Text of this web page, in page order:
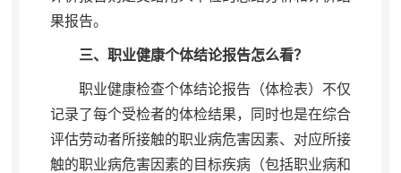
果报告。
三、职业健康个体结论报告怎么看？
职业健康检查个体结论报告（体检表）不仅
记录了每个受检者的体检结果，
同时也是在综合
评估劳动者所接触的职业病危害因素、对应所接
触的职业病危害因素的目标疾病（包括职业病和